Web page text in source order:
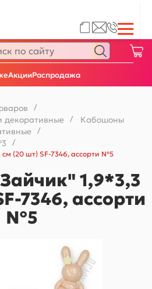
АкцииРаспродажа
/
декоративные / Кабошоны
/
/
(20 шт) SF-7346, ассорти №5
1,9*3,3
7346, ассорти
№5